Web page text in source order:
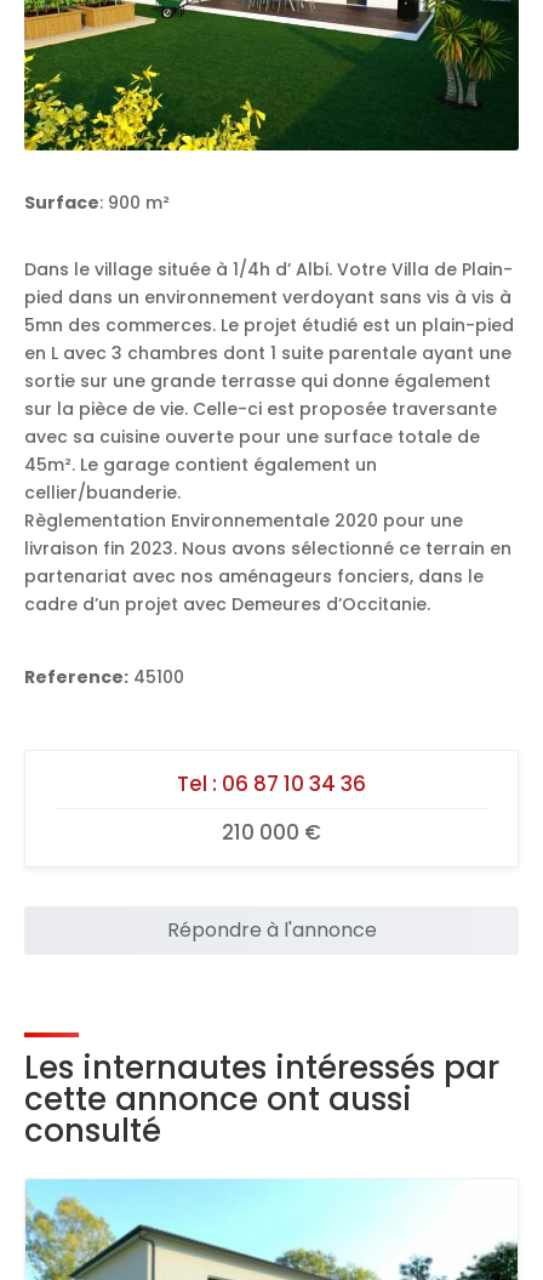
Surface: 900 m²
Dans le village située à 1/4h d’ Albi. Votre Villa de Plain-
pied dans un environnement verdoyant sans vis à vis à
5mn des commerces. Le projet étudié est un plain-pied
en L avec 3 chambres dont 1 suite parentale ayant une
sortie sur une grande terrasse qui donne également
sur la pièce de vie. Celle-ci est proposée traversante
avec sa cuisine ouverte pour une surface totale de
45m². Le garage contient également un
cellier/buanderie.
Règlementation Environnementale 2020 pour une
livraison fin 2023. Nous avons sélectionné ce terrain en
partenariat avec nos aménageurs fonciers, dans le
cadre d’un projet avec Demeures d’Occitanie.
Reference: 45100
Tel : 06 87 10 34 36
210 000 €
Répondre à l'annonce
Les internautes intéressés par
cette annonce ont aussi
consulté